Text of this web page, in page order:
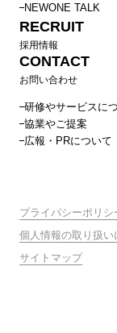
NEWONE TALK
RECRUIT
採用情報
CONTACT
お問い合わせ
研修やサービスに
協業やご提案
広報・PRについて
プライバシーポリシ
個人情報の取り扱い
サイトマップ